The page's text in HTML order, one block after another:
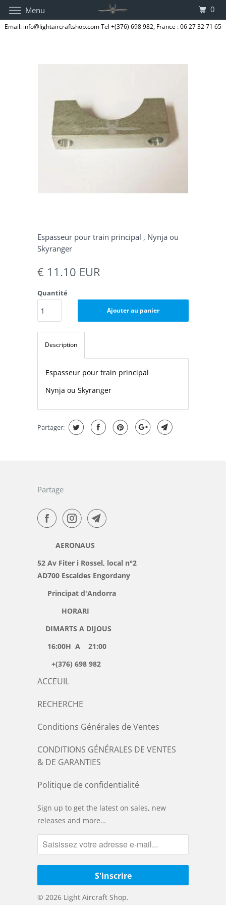
Email: info@lightaircraftshop.com Tel +(376) 698 982, France : 06 27 32 71 65
Espasseur pour train principal , Nynja ou
Skyranger
€ 11.10 EUR
Quantité
Ajouter au panier
Description
Espasseur pour train principal
Nynja ou Skyranger
Partager:
Partage
AERONAUS
52 Av Fiter i Rossel, local n°2
AD700 Escaldes Engordany
Principat d'Andorra
HORARI
DIMARTS A DIJOUS
16:00H A 21:00
+(376) 698 982
ACCEUIL
RECHERCHE
Conditions Générales de Ventes
CONDITIONS GÉNÉRALES DE VENTES
& DE GARANTIES
Politique de confidentialité
Sign up to get the latest on sales, new
releases and more…
© 2026 Light Aircraft Shop.
Menu 0